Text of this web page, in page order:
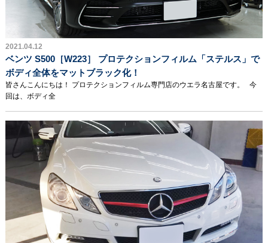
2021.04.12
ベンツ S500［W223］ プロテクションフィルム「ステルス」で
ボディ全体をマットブラック化！
皆さんこんにちは！ プロテクションフィルム専門店のウエラ名古屋です。 今
回は、ボディ全